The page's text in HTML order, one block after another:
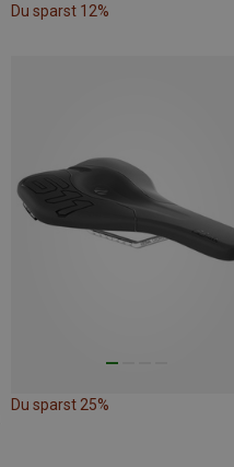
Du sparst 12%
Du sparst 25%